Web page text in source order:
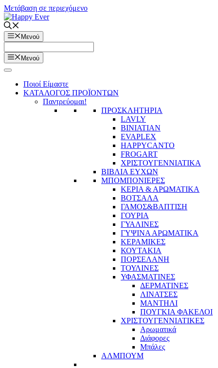
Μετάβαση σε περιεχόμενο
Μενού
Μενού
Ποιοί Είμαστε
ΚΑΤΑΛΟΓΟΣ ΠΡΟΪΟΝΤΩΝ
Παντρεύομαι!
ΠΡΟΣΚΛΗΤΗΡΙΑ
LAVLY
BINIATIAN
EVAPLEX
HAPPYCANTO
FROGART
ΧΡΙΣΤΟΥΓΕΝΝΙΑΤΙΚΑ
ΒΙΒΛΙΑ ΕΥΧΩΝ
ΜΠΟΜΠΟΝΙΕΡΕΣ
ΚΕΡΙΑ & ΑΡΩΜΑΤΙΚΑ
ΒΟΤΣΑΛΑ
ΓΑΜΟΣ&ΒΑΠΤΙΣΗ
ΓΟΥΡΙΑ
ΓΥΑΛΙΝΕΣ
ΓΥΨΙΝΑ ΑΡΩΜΑΤΙΚΑ
ΚΕΡΑΜΙΚΕΣ
ΚΟΥΤΑΚΙΑ
ΠΟΡΣΕΛΑΝΗ
ΤΟΥΛΙΝΕΣ
ΥΦΑΣΜΑΤΙΝΕΣ
ΔΕΡΜΑΤΙΝΕΣ
ΛΙΝΑΤΣΕΣ
ΜΑΝΤΗΛΙ
ΠΟΥΓΚΙΑ ΦΑΚΕΛΟΙ
ΧΡΙΣΤΟΥΓΕΝΝΙΑΤΙΚΕΣ
Αρωματικά
Διάφορες
Μπάλες
ΑΛΜΠΟΥΜ